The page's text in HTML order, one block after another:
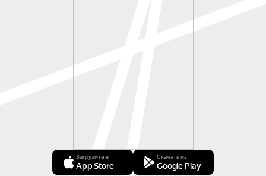
Загрузите в
App Store
Скачать из
Google Play